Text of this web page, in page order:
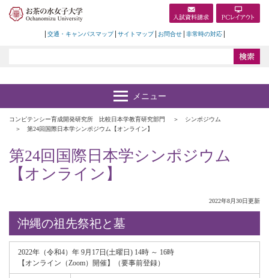
交通・キャンパスマップ サイトマップ お問合せ 非常時の対応
コンピテンシー育成開発研究所 比較日本学教育研究部門
シンポジウム
第24回国際日本学シンポジウム【オンライン】
第24回国際日本学シンポジウム
【オンライン】
2022年8月30日更新
沖縄の祖先祭祀と墓
2022年（令和4）年 9月17日(土曜日) 14時 ～ 16時
【オンライン（Zoom）開催】（要事前登録）